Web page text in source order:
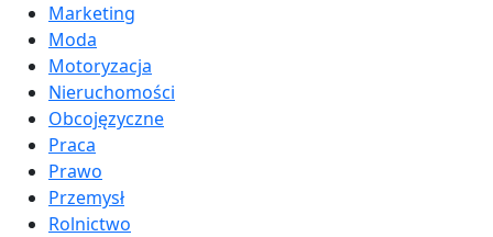
Marketing
Moda
Motoryzacja
Nieruchomości
Obcojęzyczne
Praca
Prawo
Przemysł
Rolnictwo